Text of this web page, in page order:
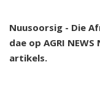
Nuusoorsig - Die
dae op AGRI
artikels.